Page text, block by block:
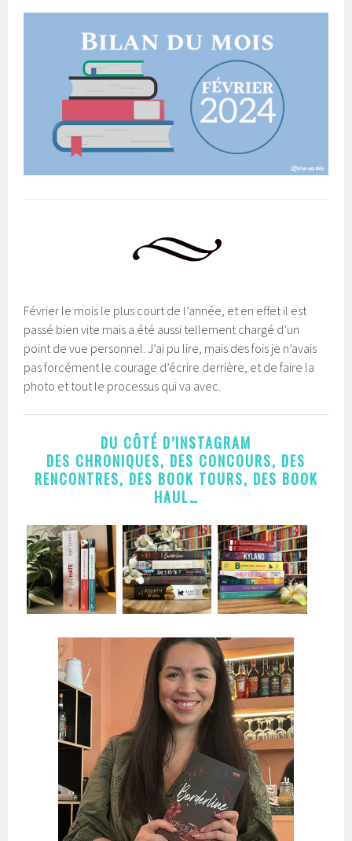
Février le mois le plus court de l’année, et en effet il est
passé bien vite mais a été aussi tellement chargé d’un
point de vue personnel. J’ai pu lire, mais des fois je n’avais
pas forcément le courage d’écrire derrière, et de faire la
photo et tout le processus qui va avec.
DU CÔTÉ D’INSTAGRAM
DES CHRONIQUES, DES CONCOURS, DES
RENCONTRES, DES BOOK TOURS, DES BOOK
HAUL…